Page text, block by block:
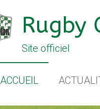
Rugby
Site officiel
ACCUEIL